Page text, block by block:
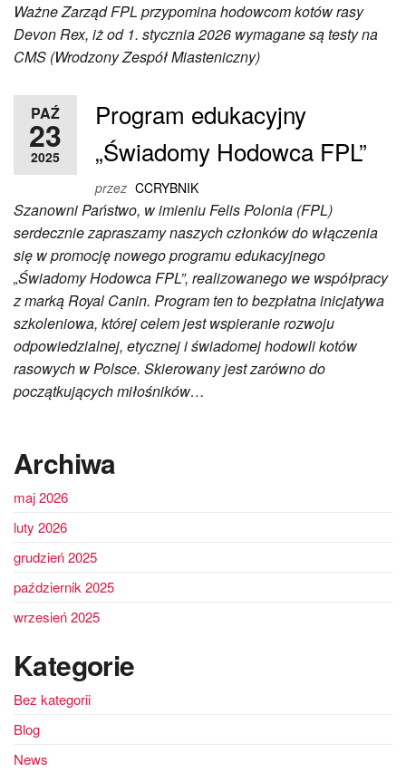
Ważne Zarząd FPL przypomina hodowcom kotów rasy
Devon Rex, iż od 1. stycznia 2026 wymagane są testy na
CMS (Wrodzony Zespół Miasteniczny)
PAŹ
23
2025
Program edukacyjny
„Świadomy Hodowca FPL”
przez CCRYBNIK
Szanowni Państwo, w imieniu Felis Polonia (FPL)
serdecznie zapraszamy naszych członków do włączenia
się w promocję nowego programu edukacyjnego
„Świadomy Hodowca FPL”, realizowanego we współpracy
z marką Royal Canin. Program ten to bezpłatna inicjatywa
szkoleniowa, której celem jest wspieranie rozwoju
odpowiedzialnej, etycznej i świadomej hodowli kotów
rasowych w Polsce. Skierowany jest zarówno do
początkujących miłośników…
Archiwa
maj 2026
luty 2026
grudzień 2025
październik 2025
wrzesień 2025
Kategorie
Bez kategorii
Blog
News